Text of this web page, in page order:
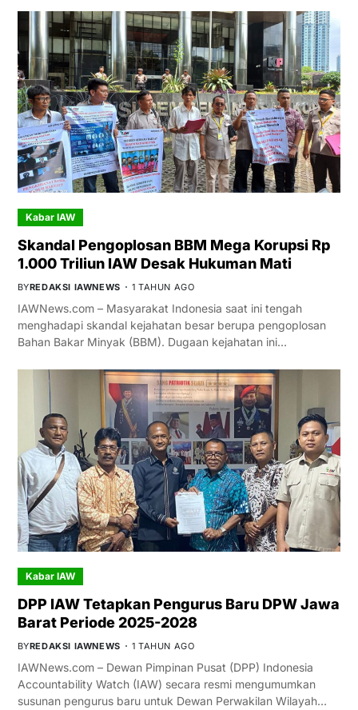
Kabar IAW
Skandal Pengoplosan BBM Mega Korupsi Rp
1.000 Triliun IAW Desak Hukuman Mati
BYREDAKSI IAWNEWS 1 TAHUN AGO
IAWNews.com – Masyarakat Indonesia saat ini tengah
menghadapi skandal kejahatan besar berupa pengoplosan
Bahan Bakar Minyak (BBM). Dugaan kejahatan ini…
Kabar IAW
DPP IAW Tetapkan Pengurus Baru DPW Jawa
Barat Periode 2025-2028
BYREDAKSI IAWNEWS 1 TAHUN AGO
IAWNews.com – Dewan Pimpinan Pusat (DPP) Indonesia
Accountability Watch (IAW) secara resmi mengumumkan
susunan pengurus baru untuk Dewan Perwakilan Wilayah…